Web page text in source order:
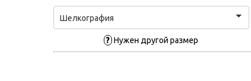
Шелкография
? Нужен другой размер